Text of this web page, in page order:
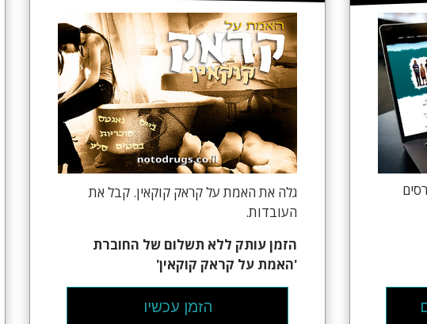
גלה את האמת על קראק קוקאין. קבל את
העובדות.
הזמן עותק ללא תשלום של החוברת
'האמת על קראק קוקאין'
הזמן עכשיו